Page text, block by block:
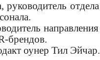
брендов.
оунер Тил Эйчар.